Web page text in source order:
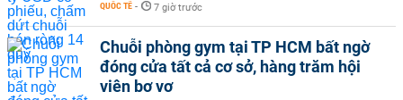
QUỐC TẾ - 7 giờ trước
Chuỗi phòng gym tại TP HCM bất ngờ
đóng cửa tất cả cơ sở, hàng trăm hội
viên bơ vơ